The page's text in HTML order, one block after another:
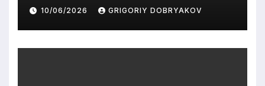
10/06/2026 GRIGORIY DOBRYAKOV